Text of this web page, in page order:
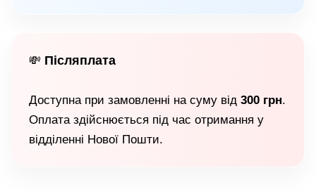
💸 Післяплата
Доступна при замовленні на суму від 300 грн.
Оплата здійснюється під час отримання у
відділенні Нової Пошти.